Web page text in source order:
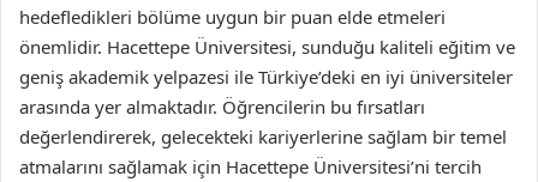
hedefledikleri bölüme uygun bir puan elde etmeleri
önemlidir. Hacettepe Üniversitesi, sunduğu kaliteli eğitim ve
geniş akademik yelpazesi ile Türkiye’deki en iyi üniversiteler
arasında yer almaktadır. Öğrencilerin bu fırsatları
değerlendirerek, gelecekteki kariyerlerine sağlam bir temel
atmalarını sağlamak için Hacettepe Üniversitesi’ni tercih